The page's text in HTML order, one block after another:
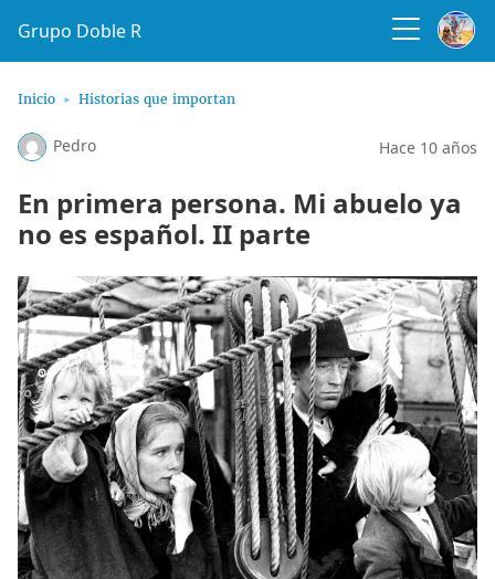
Grupo Doble R
Inicio Historias que importan
Pedro Hace 10 años
En primera persona. Mi abuelo ya
no es español. II parte